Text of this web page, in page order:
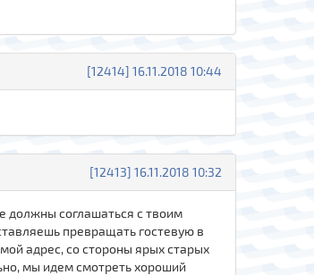
[12414] 16.11.2018 10:44
[12413] 16.11.2018 10:32
должны соглашаться с твоим
превращать гостевую в
адрес, со стороны ярых старых
мы идем смотреть хороший